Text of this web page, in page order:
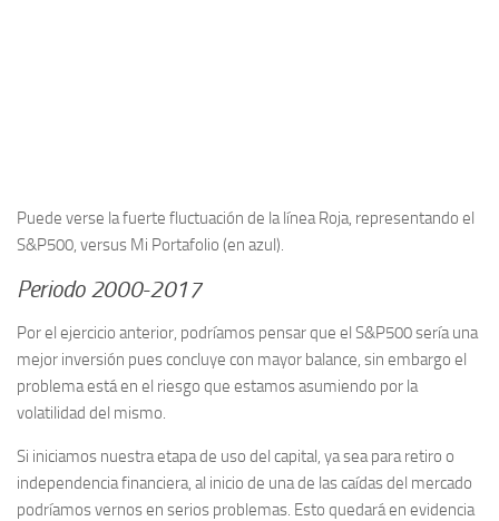
Puede verse la fuerte fluctuación de la línea Roja, representando el
S&P500, versus Mi Portafolio (en azul).
Periodo 2000-2017
Por el ejercicio anterior, podríamos pensar que el S&P500 sería una
mejor inversión pues concluye con mayor balance, sin embargo el
problema está en el riesgo que estamos asumiendo por la
volatilidad del mismo.
Si iniciamos nuestra etapa de uso del capital, ya sea para retiro o
independencia financiera, al inicio de una de las caídas del mercado
podríamos vernos en serios problemas. Esto quedará en evidencia